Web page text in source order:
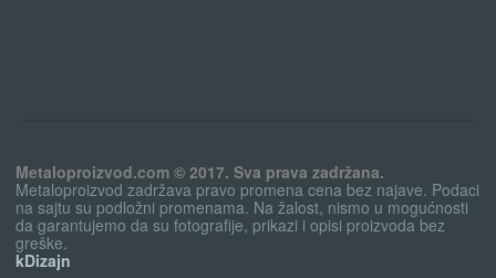
Metaloproizvod.com © 2017. Sva prava zadržana.
Metaloproizvod zadržava pravo promena cena bez najave. Podaci
na sajtu su podložni promenama. Na žalost, nismo u mogućnosti
da garantujemo da su fotografije, prikazi i opisi proizvoda bez
greške.
kDizajn